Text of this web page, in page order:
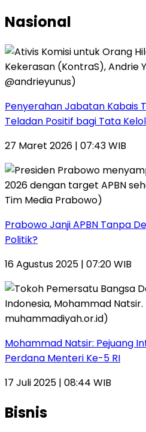
Nasional
Penyerahan Jabatan Kabais
Teladan Positif bagi Tata
27 Maret 2026 | 07:43 WIB
Prabowo Janji APBN Tanpa
Politik?
16 Agustus 2025 | 07:20 WIB
Mohammad Natsir: Pejuang
Perdana Menteri Ke-5 RI
17 Juli 2025 | 08:44 WIB
Bisnis